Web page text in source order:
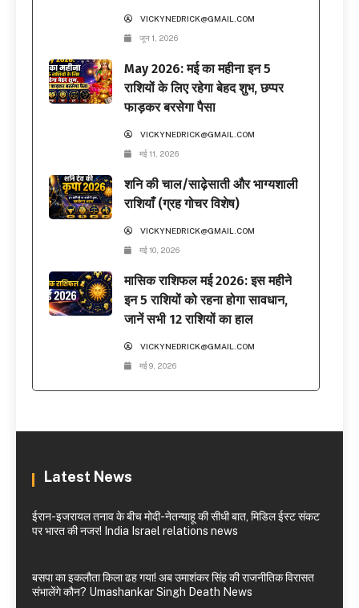
VICKYNEDRICK@GMAIL.COM
जून 1, 2026
May 2026: मई का महीना इन 5
राशियों के लिए रहेगा बेहद शुभ, छप्पर
फाड़कर बरसेगा पैसा
VICKYNEDRICK@GMAIL.COM
मई 11, 2026
शनि की चाल/साढ़ेसाती और भाग्यशाली
राशियाँ (ग्रह गोचर विशेष)
VICKYNEDRICK@GMAIL.COM
मई 10, 2026
मासिक राशिफल मई 2026: इस महीने
इन 5 राशियों को रहना होगा सावधान,
जानें सभी 12 राशियों का हाल
VICKYNEDRICK@GMAIL.COM
मई 9, 2026
Latest News
ईरान-इजरायल तनाव के बीच मोदी-नेतन्याहू की सीधी बात, मिडिल ईस्ट संकट
पर भारत की नजर! India Israel relations news
बसपा का इकलौता किला ढह गया! अब उमाशंकर सिंह की राजनीतिक विरासत
संभालेंगे कौन? Umashankar Singh Death News